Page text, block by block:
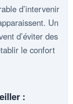
d’intervenir
Un
d’éviter des
le confort
: